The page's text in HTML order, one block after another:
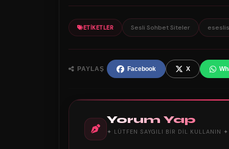
ETIKETLER Sesli Sohbet Siteler
PAYLAŞ Facebook X
Yorum Yap
✦ LÜTFEN SAYGILI BIR DIL KULLANIN ✦